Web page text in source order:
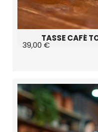
TASSE CAFÉ
39,00 €